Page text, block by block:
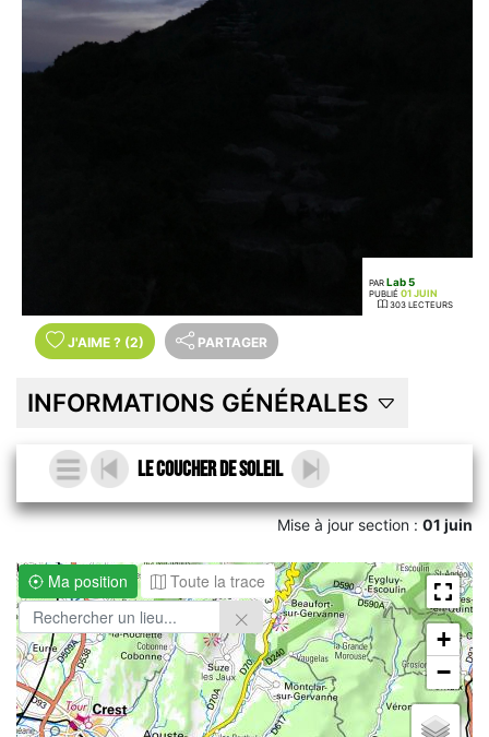
PAR Lab 5
PUBLIÉ 01 JUIN
303 LECTEURS
J'AIME ? (2) PARTAGER
INFORMATIONS GÉNÉRALES
Le coucher de soleil
Mise à jour section :01 juin
Ma position Toute la trace
+
−